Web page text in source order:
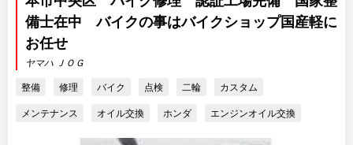
備士在中 バイクの事はバイクショップ国産軽に
お任せ
ヤマハ ＪＯＧ
整備 修理 バイク 点検 二輪 カスタム
メンテナンス オイル交換 ホンダ エンジンオイル交換